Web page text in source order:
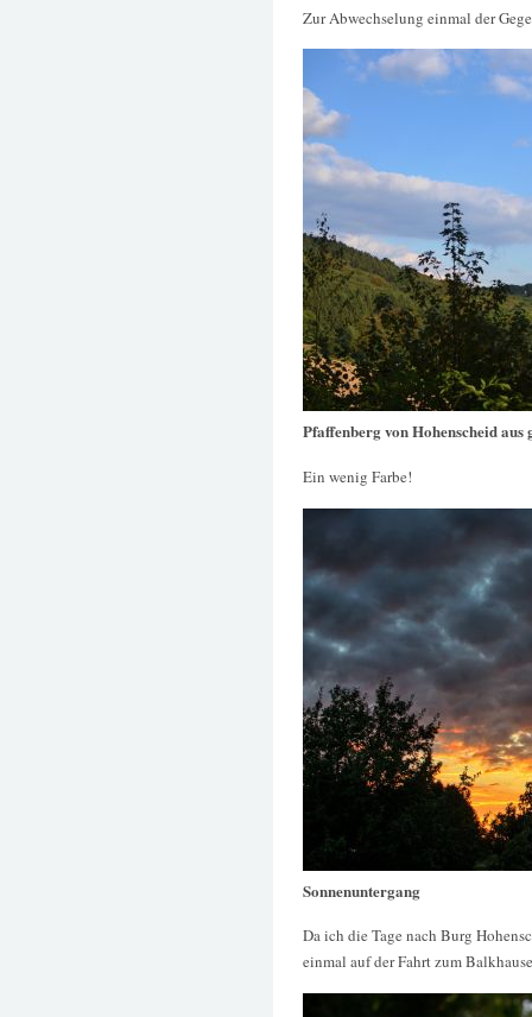
Zur Abwechselung einmal der
Pfaffenberg von Hohenscheid aus
Ein wenig Farbe!
Sonnenuntergang
Da ich die Tage nach Burg
einmal auf der Fahrt zum